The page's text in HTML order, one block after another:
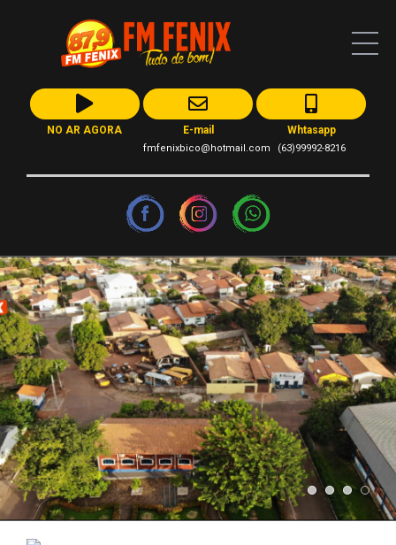
NO AR AGORA E-mail
fmfenixbico@hotmail.com
Whtasapp
(63)99992-8216